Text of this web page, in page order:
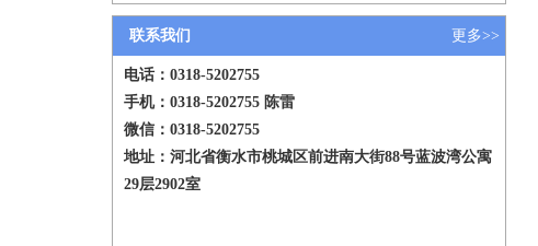
联系我们 更多>>
电话： 0318-5202755
手机： 0318-5202755 陈雷
微信：0318-5202755
地址：河北省衡水市桃城区前进南大街88号蓝波湾公寓
29层2902室